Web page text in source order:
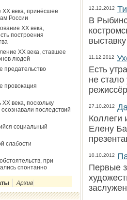
века, принёсшее
России
ХХ века,
построения
ХХ века, ставшее
людей
предательство
провокация
века, поскольку
последствий
социальный
слабости
при
спонтанно
Архив
12.12.2012
В
11.12.2012
Есть
не стало
27.10.2012
Коллеги
Елену
10.10.2012
Первые